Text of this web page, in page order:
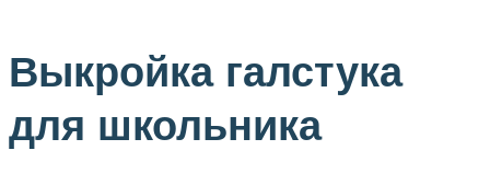
Выкройка галстука
для школьника